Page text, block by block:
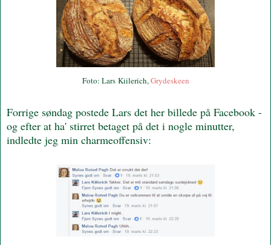
Foto: Lars Kiilerich,Grydeskeen
Forrige søndag postede Lars det her billede på Facebook -
og efter at ha' stirret betaget på det i nogle minutter,
indledte jeg min charmeoffensiv: